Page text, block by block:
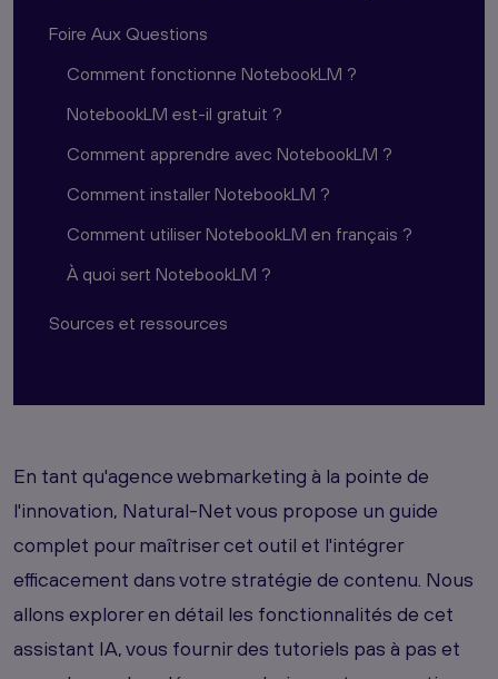
Foire Aux Questions
Comment fonctionne NotebookLM ?
NotebookLM est-il gratuit ?
Comment apprendre avec NotebookLM ?
Comment installer NotebookLM ?
Comment utiliser NotebookLM en français ?
À quoi sert NotebookLM ?
Sources et ressources
En tant qu'agence webmarketing à la pointe de
l'innovation, Natural-Net vous propose un guide
complet pour maîtriser cet outil et l'intégrer
efficacement dans votre stratégie de contenu. Nous
allons explorer en détail les fonctionnalités de cet
assistant IA, vous fournir des tutoriels pas à pas et